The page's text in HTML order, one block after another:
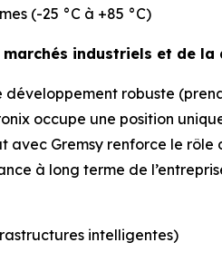
(-25 °C à +85 °C)
industriels et de la
robuste
occupe une position
Gremsy renforce le
à long terme de
intelligentes)